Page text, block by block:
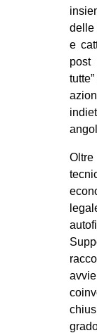
delle
e
post